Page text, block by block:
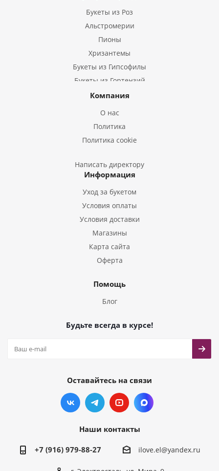
Букеты из Роз
Альстромерии
Пионы
Хризантемы
Букеты из Гипсофилы
Букеты из Гортензий
Букеты из Ирисов
Букеты из Эустом
Букеты из Гладиолусов
Букеты из Тюльпанов
Компания
О нас
Политика
Политика cookie
Написать директору
Информация
Уход за букетом
Условия оплаты
Условия доставки
Магазины
Карта сайта
Оферта
Помощь
Блог
Будьте всегда в курсе!
Оставайтесь на связи
Наши контакты
+7 (916) 979-88-27 ilove.el@yandex.ru